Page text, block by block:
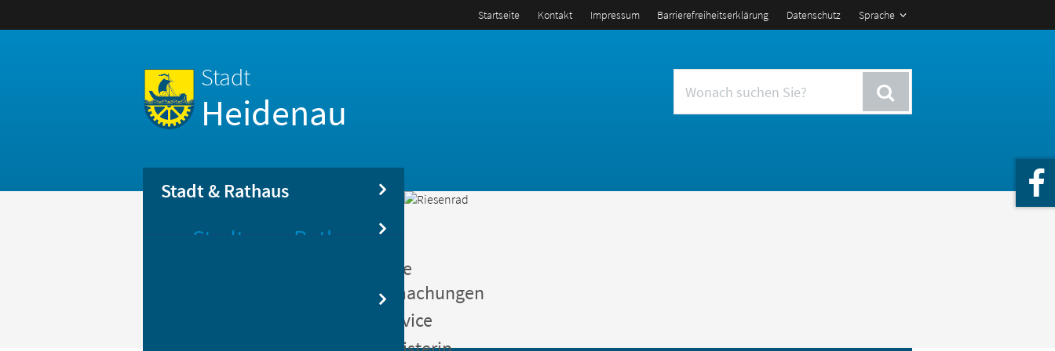
Sprache
Startseite Kontakt Impressum Barrierefreiheitserklärung Datenschutz
Stadt
Heidenau
Stadt & Rathaus
Stadt Rathaus
Öffentliche
Bekanntmachungen
Bürgerservice